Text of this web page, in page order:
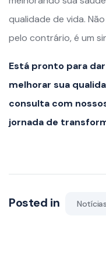
qualidade de vida.
pelo contrário, é um
Está pronto para
melhorar sua
consulta com
jornada de
Posted in Notícias